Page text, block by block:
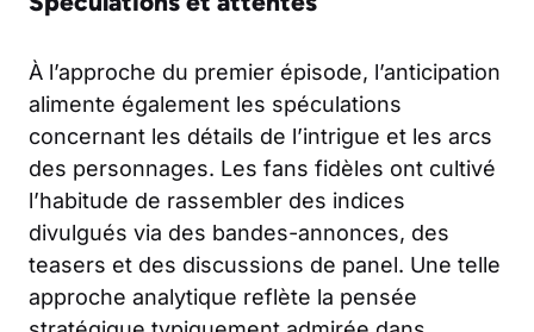
À l’approche du premier épisode, l’anticipation
alimente également les spéculations
concernant les détails de l’intrigue et les arcs
des personnages. Les fans fidèles ont cultivé
l’habitude de rassembler des indices
divulgués via des bandes-annonces, des
teasers et des discussions de panel. Une telle
approche analytique reflète la pensée